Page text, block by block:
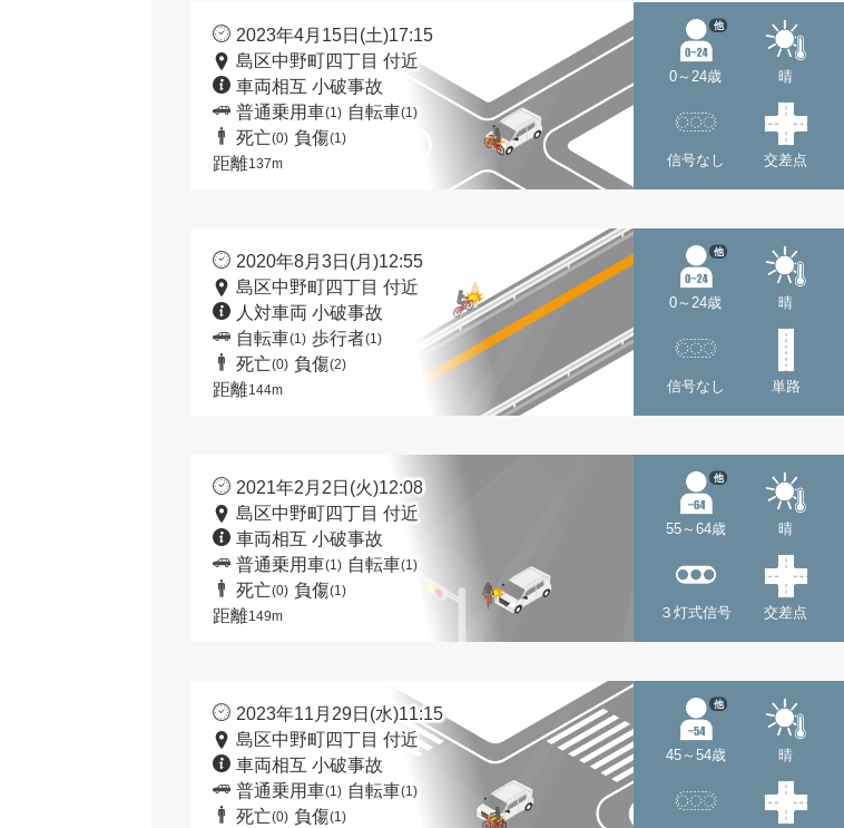
2023年4月15日(土)17:15
島区中野町四丁目 付近
車両相互 小破事故
普通乗用車(1) 自転車(1)
死亡(0) 負傷(1)
距離137m
0～24歳
他
晴
信号なし 交差点
2020年8月3日(月)12:55
島区中野町四丁目 付近
人対車両 小破事故
自転車(1) 歩行者(1)
死亡(0) 負傷(2)
距離144m
0～24歳
他
晴
信号なし 単路
2021年2月2日(火)12:08
島区中野町四丁目 付近
車両相互 小破事故
普通乗用車(1) 自転車(1)
死亡(0) 負傷(1)
距離149m
55～64歳
他
晴
３灯式信号 交差点
2023年11月29日(水)11:15
島区中野町四丁目 付近
車両相互 小破事故
普通乗用車(1) 自転車(1)
死亡(0) 負傷(1)
45～54歳
他
晴